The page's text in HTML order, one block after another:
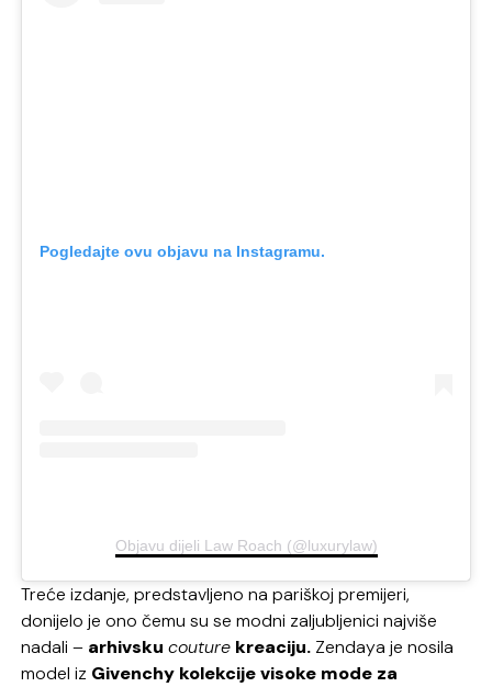
Pogledajte ovu objavu na Instagramu.
Objavu dijeli Law Roach (@luxurylaw)
Treće izdanje, predstavljeno na pariškoj premijeri,
donijelo je ono čemu su se modni zaljubljenici najviše
nadali – arhivskucouture kreaciju. Zendaya je nosila
model iz Givenchy kolekcije visoke mode za